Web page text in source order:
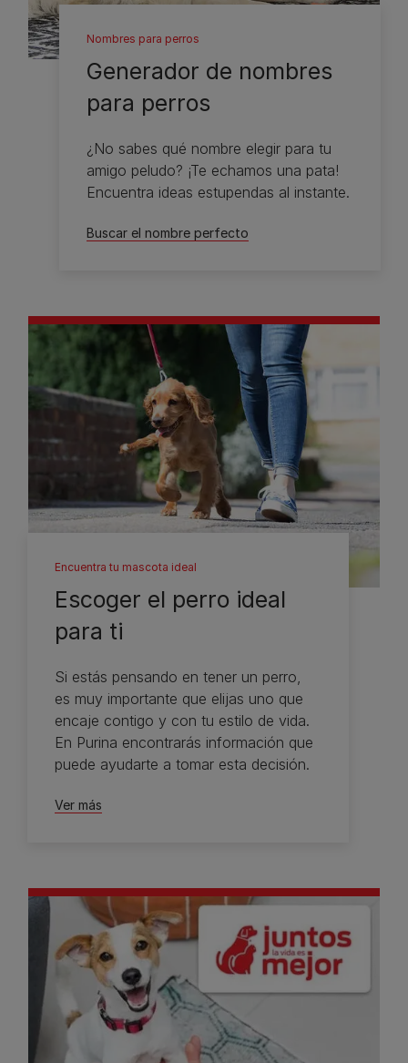
Nombres para perros
Generador de nombres
para perros
¿No sabes qué nombre elegir para tu
amigo peludo? ¡Te echamos una pata!
Encuentra ideas estupendas al instante.
Buscar el nombre perfecto
Encuentra tu mascota ideal
Escoger el perro ideal
para ti
Si estás pensando en tener un perro,
es muy importante que elijas uno que
encaje contigo y con tu estilo de vida.
En Purina encontrarás información que
puede ayudarte a tomar esta decisión.
Ver más